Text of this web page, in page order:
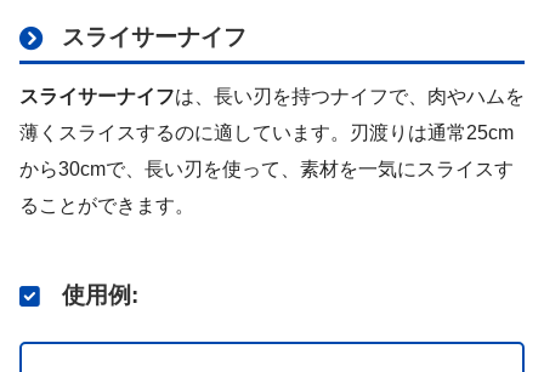
スライサーナイフ
スライサーナイフは、長い刃を持つナイフで、肉やハムを
薄くスライスするのに適しています。刃渡りは通常25cm
から30cmで、長い刃を使って、素材を一気にスライスす
ることができます。
使用例: